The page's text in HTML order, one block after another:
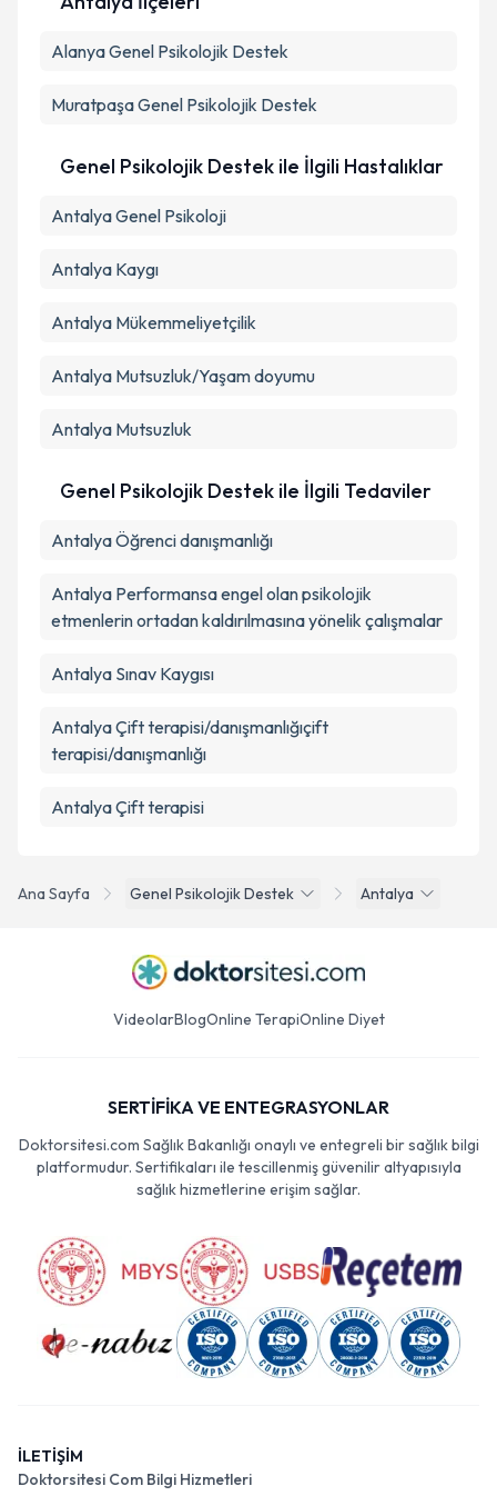
Kişisel verilerimin işlenmesine ilişkin
kapsamda işlenmesini kabul ediyorum.
Takvim Talebini Gönder
Ana Sayfa Genel Psikolojik Destek Antalya
AlanyaGenel Psikolojik Destek
MuratpaşaGenel Psikolojik Destek
Genel Psikolojik Destek ile İlgili Hastalıklar
Antalya Genel Psikoloji
Antalya Kaygı
Antalya Mükemmeliyetçilik
Antalya Mutsuzluk/Yaşam doyumu
Antalya Mutsuzluk
Genel Psikolojik Destek ile İlgili Tedaviler
Antalya Öğrenci danışmanlığı
Antalya Performansa engel olan psikolojik
etmenlerin ortadan kaldırılmasına yönelik çalışmalar
Antalya Sınav Kaygısı
Antalya Çift terapisi/danışmanlığıçift
terapisi/danışmanlığı
Antalya Çift terapisi
VideolarBlogOnline TerapiOnline Diyet
SERTİFİKA VE ENTEGRASYONLAR
Doktorsitesi.com Sağlık Bakanlığı onaylı ve entegreli bir sağlık bilgi
platformudur. Sertifikaları ile tescillenmiş güvenilir altyapısıyla
sağlık hizmetlerine erişim sağlar.
İLETİŞİM
Doktorsitesi Com Bilgi Hizmetleri